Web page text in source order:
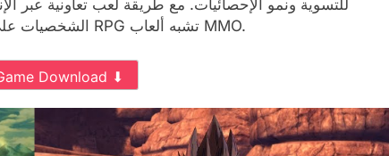
للتسوية ونمو الإحصائيات. مع طريقة لعب تعاونية عبر
الشخصيات على نطاق واسع، تجسد اللعبة العناصر الأساسية لتجربة RPG تشبه ألعاب MMO.
Download ⬇